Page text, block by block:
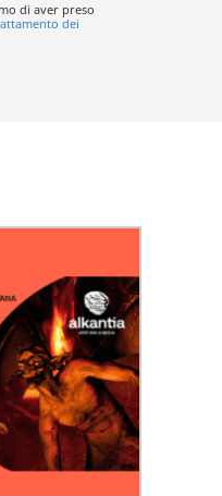
di aver preso
dei